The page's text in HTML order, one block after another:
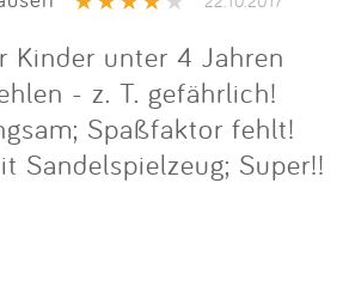
Anmelden
Kinder unter 4 Jahren
- z. T. gefährlich!
Spaßfaktor fehlt!
Sandelspielzeug; Super!!